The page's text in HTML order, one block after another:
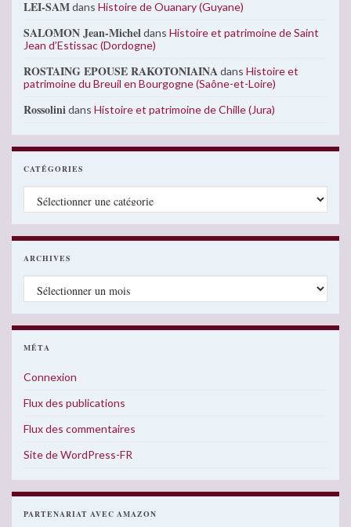
LEI-SAMdans Histoire de Ouanary (Guyane)
SALOMON Jean-Micheldans Histoire et patrimoine de Saint
Jean d’Estissac (Dordogne)
ROSTAING EPOUSE RAKOTONIAINAdans Histoire et
patrimoine du Breuil en Bourgogne (Saône-et-Loire)
Rossolinidans Histoire et patrimoine de Chille (Jura)
CATÉGORIES
Catégories
ARCHIVES
Archives
MÉTA
Connexion
Flux des publications
Flux des commentaires
Site de WordPress-FR
PARTENARIAT AVEC AMAZON